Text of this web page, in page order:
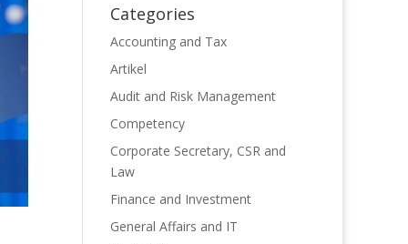
Categories
Accounting and Tax
Artikel
Audit and Risk Management
Competency
Corporate Secretary, CSR and
Law
Finance and Investment
General Affairs and IT